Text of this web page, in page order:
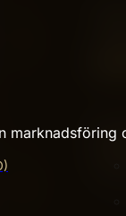
marknadsföring